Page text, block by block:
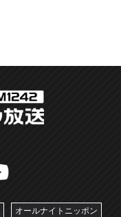
オールナイトニッポン